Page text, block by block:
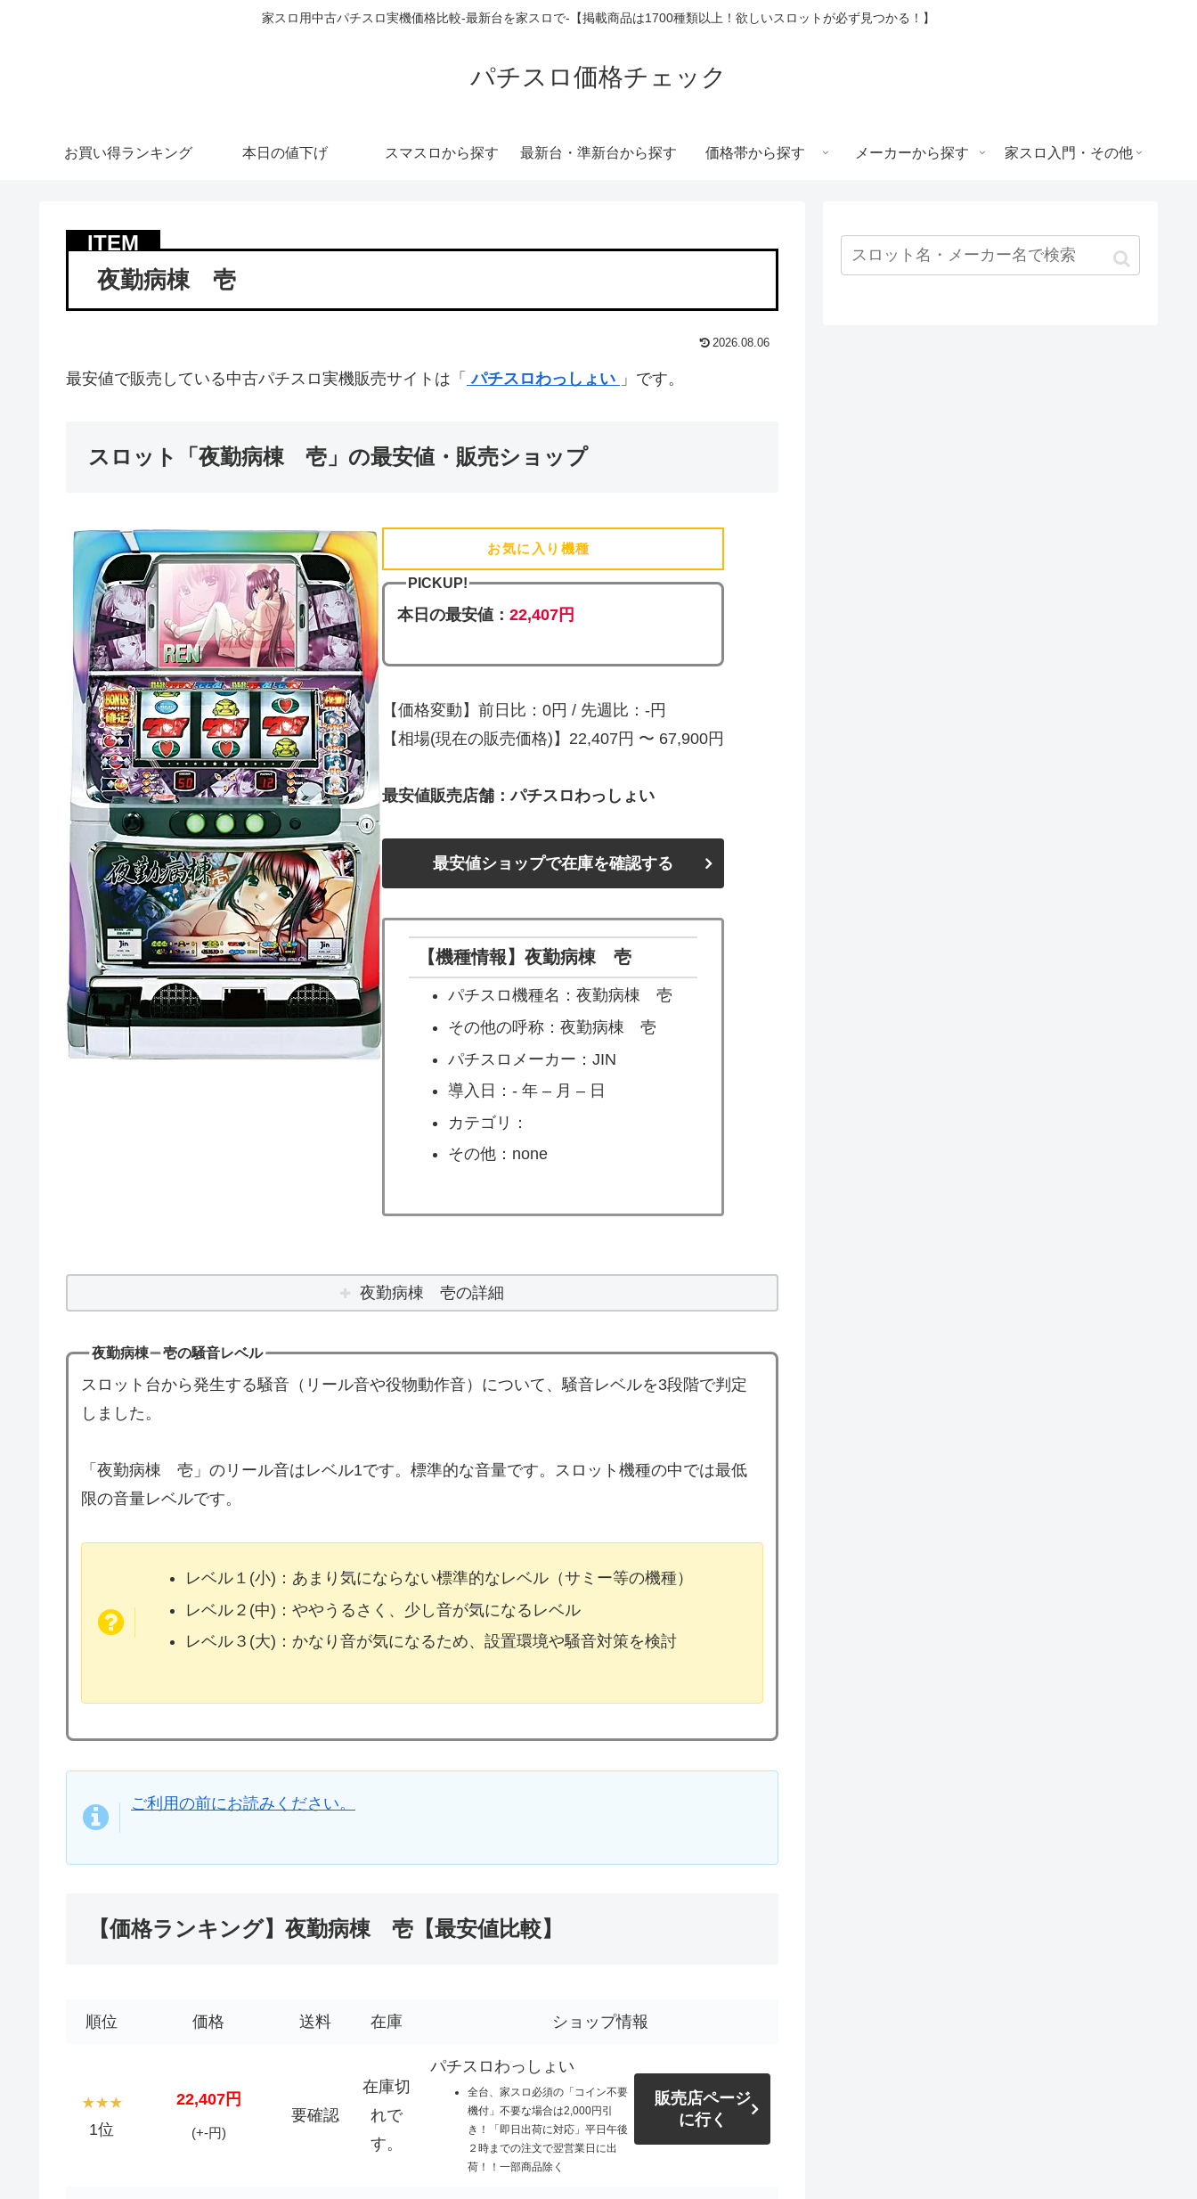
家スロ用中古パチスロ実機価格比較-最新台を家スロで-【掲載商品は1700種類以上！欲しいスロットが必ず見つかる！】
パチスロ価格チェック
お買い得ランキング 本日の値下げ スマスロから探す 最新台・準新台から探す 価格帯から探す メーカーから探す 家スロ入門・その他
夜勤病棟 壱
2026.08.06
最安値で販売している中古パチスロ実機販売サイトは「 パチスロわっしょい 」です。
スロット「夜勤病棟 壱」の最安値・販売ショップ
お気に入り機種
PICKUP!
本日の最安値：22,407円
【価格変動】前日比：0円 / 先週比：-円
【相場(現在の販売価格)】22,407円 〜 67,900円
最安値販売店舗：パチスロわっしょい
最安値ショップで在庫を確認する
【機種情報】夜勤病棟 壱
パチスロ機種名：夜勤病棟 壱
その他の呼称：夜勤病棟 壱
パチスロメーカー：JIN
導入日：- 年 – 月 – 日
カテゴリ：
その他：none
夜勤病棟 壱の詳細
夜勤病棟 壱の騒音レベル
スロット台から発生する騒音（リール音や役物動作音）について、騒音レベルを3段階で判定
しました。
「夜勤病棟 壱」のリール音はレベル1です。標準的な音量です。スロット機種の中では最低
限の音量レベルです。
レベル１(小)：あまり気にならない標準的なレベル（サミー等の機種）
レベル２(中)：ややうるさく、少し音が気になるレベル
レベル３(大)：かなり音が気になるため、設置環境や騒音対策を検討
ご利用の前にお読みください。
【価格ランキング】夜勤病棟 壱【最安値比較】
順位 価格 送料 在庫 ショップ情報
1位
22,407円
(+-円)
要確認
在庫切
れで
す。
パチスロわっしょい
全台、家スロ必須の「コイン不要
機付」不要な場合は2,000円引
き！「即日出荷に対応」平日午後
２時までの注文で翌営業日に出
荷！！一部商品除く
販売店ページ
に行く